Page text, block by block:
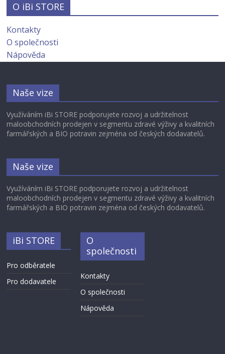
O iBi STORE
Kontakty
O společnosti
Nápověda
Naše vize
Využíváním iBi STORE podporujete rozvoj a udržitelnost
maloobchodních prodejen v segmentu zdravé výživy a kvalitních
farmářských a BIO potravin zejména od českých dodavatelů.
Naše vize
Využíváním iBi STORE podporujete rozvoj a udržitelnost
maloobchodních prodejen v segmentu zdravé výživy a kvalitních
farmářských a BIO potravin zejména od českých dodavatelů.
iBi STORE
Pro odběratele
Pro dodavatele
O
společnosti
Kontakty
O společnosti
Nápověda